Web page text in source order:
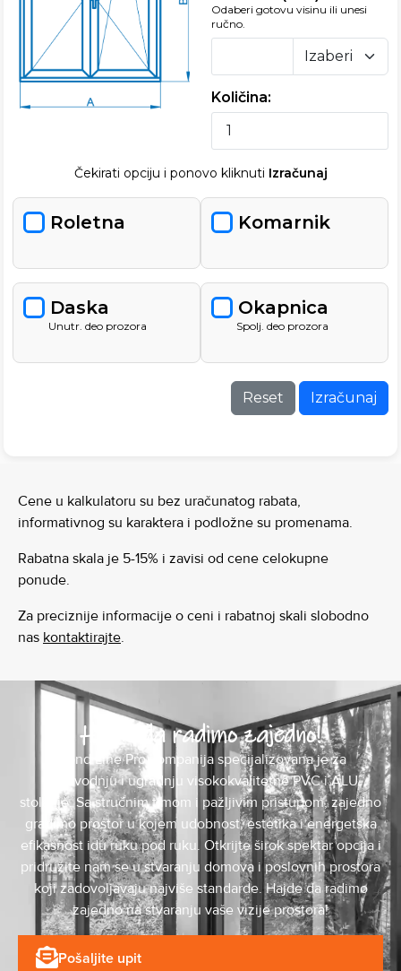
Odaberi gotovu visinu ili unesi
ručno.
Količina:
Čekirati opciju i ponovo kliknuti Izračunaj
Roletna Komarnik
Daska
Unutr. deo prozora
Okapnica
Spolj. deo prozora
Reset Izračunaj
Cene u kalkulatoru su bez uračunatog rabata,
informativnog su karaktera i podložne su promenama.
Rabatna skala je 5-15% i zavisi od cene celokupne
ponude.
Za preciznije informacije o ceni i rabatnoj skali slobodno
nas kontaktirajte.
Hajde da radimo zajedno!
Mond Line Pro kompanija specijalizovana je za
proizvodnju i ugradnju visokokvalitetne PVC i ALU
stolarije. Sa stručnim timom i pažljivim pristupom, zajedno
gradimo prostor u kojem udobnost, estetika i energetska
efikasnost idu ruku pod ruku. Otkrijte širok spektar opcija i
pridružite nam se u stvaranju domova i poslovnih prostora
koji zadovoljavaju najviše standarde. Hajde da radimo
zajedno na stvaranju vaše vizije prostora!
Pošaljite upit